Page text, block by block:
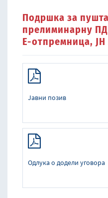
Подршка за
прелиминарну
Е-отпремница, ЈН
Јавни позив
Одлука о додели уговора